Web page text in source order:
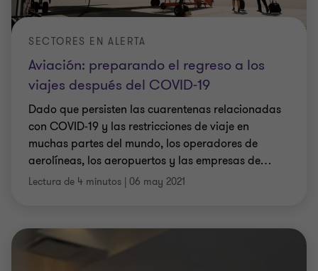
Aviación: preparando el regreso a los
viajes después del COVID-19
SECTORES EN ALERTA
Dado que persisten las cuarentenas relacionadas
con COVID-19 y las restricciones de viaje en
muchas partes del mundo, los operadores de
aerolíneas, los aeropuertos y las empresas de…
Lectura de 4 minutos | 06 may 2021